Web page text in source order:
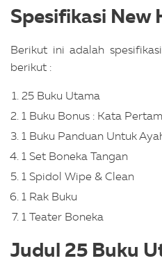
Spesifikasi New
Berikut ini adalah
berikut :
25 Buku Utama
1 Buku Bonus : Kata
1 Buku Panduan Untuk
1 Set Boneka Tangan
1 Spidol Wipe & Clean
1 Rak Buku
1 Teater Boneka
Judul 25 Buku